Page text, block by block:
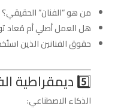
من هو “الفنان” الحقيقي؟
هل العمل أصلي أم مُعاد
حقوق الفنانين الذين
5️⃣ ديمقراطية الفن
الذكاء الاصطناعي: